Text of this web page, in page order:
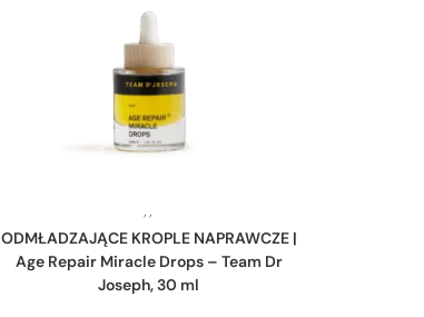
,,
ODMŁADZAJĄCE KROPLE NAPRAWCZE |
Age Repair Miracle Drops – Team Dr
Joseph, 30 ml